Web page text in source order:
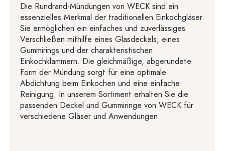
Die Rundrand-Mündungen von WECK sind ein
essenzielles Merkmal der traditionellen Einkochgläser.
Sie ermöglichen ein einfaches und zuverlässiges
Verschließen mithilfe eines Glasdeckels, eines
Gummirings und der charakteristischen
Einkochklammern. Die gleichmäßige, abgerundete
Form der Mündung sorgt für eine optimale
Abdichtung beim Einkochen und eine einfache
Reinigung. In unserem Sortiment erhalten Sie die
passenden Deckel und Gummiringe von WECK für
verschiedene Gläser und Anwendungen.